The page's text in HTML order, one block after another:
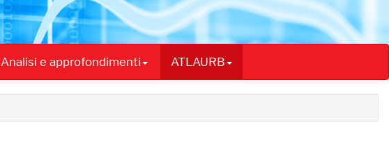
Analisi e approfondimenti ATLAURB